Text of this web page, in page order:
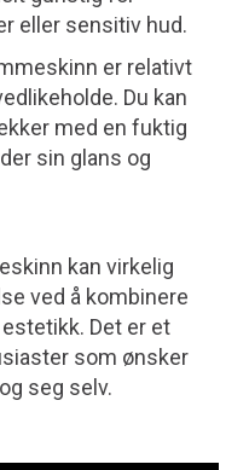
eller sensitiv hud.
er relativt
Du kan
med en fuktig
sin glans og
kan virkelig
ved å kombinere
Det er et
som ønsker
seg selv.